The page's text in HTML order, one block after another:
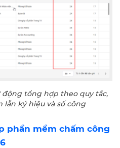
tổng hợp theo quy tắc,
lẫn ký hiệu và số công
phần mềm chấm công